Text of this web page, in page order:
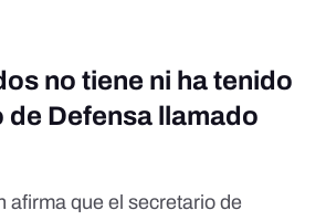
no tiene ni ha tenido
de Defensa llamado
afirma que el secretario de